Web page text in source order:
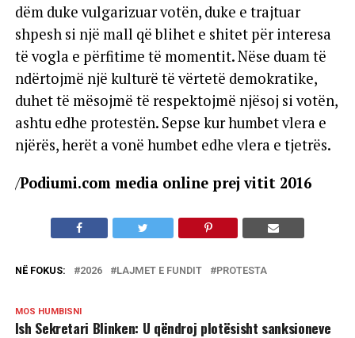
dëm duke vulgarizuar votën, duke e trajtuar
shpesh si një mall që blihet e shitet për interesa
të vogla e përfitime të momentit. Nëse duam të
ndërtojmë një kulturë të vërtetë demokratike,
duhet të mësojmë të respektojmë njësoj si votën,
ashtu edhe protestën. Sepse kur humbet vlera e
njërës, herët a vonë humbet edhe vlera e tjetrës.
/Podiumi.com media online prej vitit 2016
NË FOKUS: 2026 LAJMET E FUNDIT PROTESTA
MOS HUMBISNI
Ish Sekretari Blinken: U qëndroj plotësisht sanksioneve